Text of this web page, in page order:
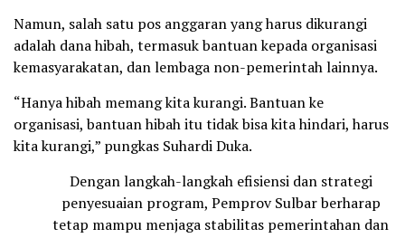
Namun, salah satu pos anggaran yang harus dikurangi
adalah dana hibah, termasuk bantuan kepada organisasi
kemasyarakatan, dan lembaga non-pemerintah lainnya.
“Hanya hibah memang kita kurangi. Bantuan ke
organisasi, bantuan hibah itu tidak bisa kita hindari, harus
kita kurangi,” pungkas Suhardi Duka.
Dengan langkah-langkah efisiensi dan strategi
penyesuaian program, Pemprov Sulbar berharap
tetap mampu menjaga stabilitas pemerintahan dan